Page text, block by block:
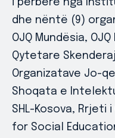
i përbërë nga
dhe nëntë (9)
OJQ Mundësia,
Qytetare Skenderaj
Organizatave Jo-
Shoqata e
SHL-Kosova, Rrjeti i
for Social Education